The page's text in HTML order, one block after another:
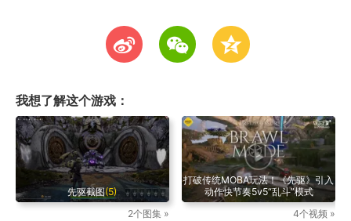
t w z
我想了解这个游戏：
先驱截图(5)
2个图集 »
打破传统MOBA玩法！《先驱》引入
动作快节奏5v5“乱斗”模式
4个视频 »